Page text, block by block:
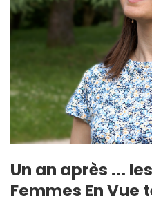
Un an après ...
Femmes En Vue